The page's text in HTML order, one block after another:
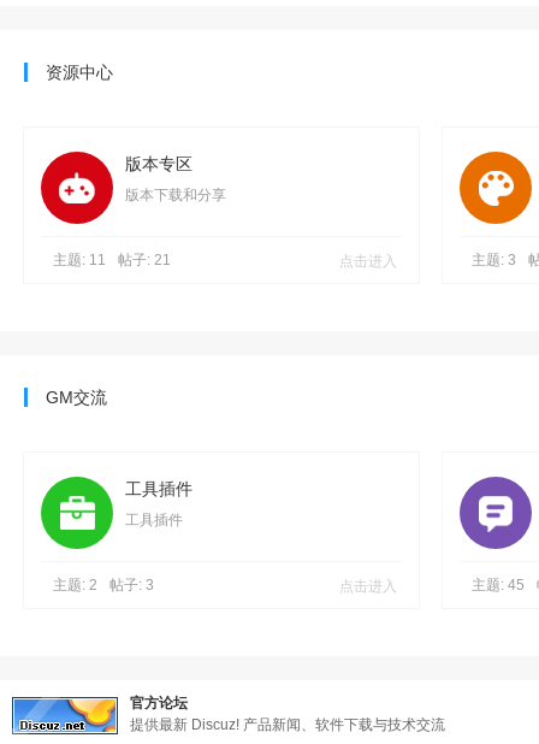
资源中心
版本专区
版本下载和分享
主题: 11 帖子: 21 点击进入 主题: 3
GM交流
工具插件
工具插件
主题: 2 帖子: 3 点击进入 主题: 45
官方论坛
提供最新 Discuz! 产品新闻、软件下载与技术交流